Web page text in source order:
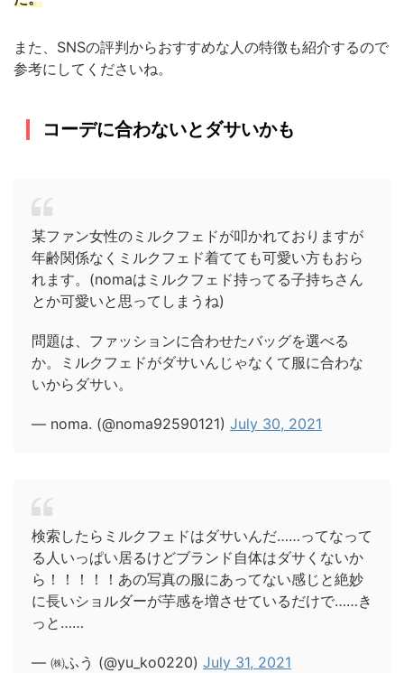
また、SNSの評判からおすすめな人の特徴も紹介するので
参考にしてくださいね。
コーデに合わないとダサいかも
某ファン女性のミルクフェドが叩かれておりますが
年齢関係なくミルクフェド着てても可愛い方もおら
れます。(nomaはミルクフェド持ってる子持ちさん
とか可愛いと思ってしまうね)
問題は、ファッションに合わせたバッグを選べる
か。ミルクフェドがダサいんじゃなくて服に合わな
いからダサい。
— noma. (@noma92590121) July 30, 2021
検索したらミルクフェドはダサいんだ……ってなって
る人いっぱい居るけどブランド自体はダサくないか
ら！！！！！あの写真の服にあってない感じと絶妙
に長いショルダーが芋感を増させているだけで……き
っと……
— ㈱ふう (@yu_ko0220) July 31, 2021